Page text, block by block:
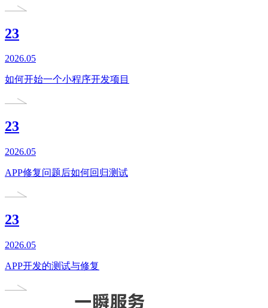
23
2026.05
如何开始一个小程序开发项目
23
2026.05
APP修复问题后如何回归测试
23
2026.05
APP开发的测试与修复